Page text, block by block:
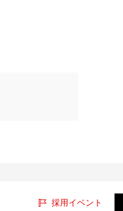
採用イベント